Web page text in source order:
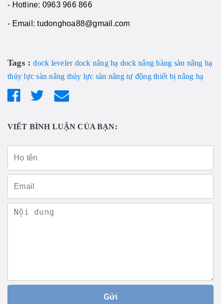
- Hotline: 0963 966 866
- Email: tudonghoa88@gmail.com
Tags :dock leveler dock nâng hạ dock nâng hàng sàn nâng hạ
thủy lực sàn nâng thủy lực sàn nâng tự động thiết bị nâng hạ
VIẾT BÌNH LUẬN CỦA BẠN:
Gửi